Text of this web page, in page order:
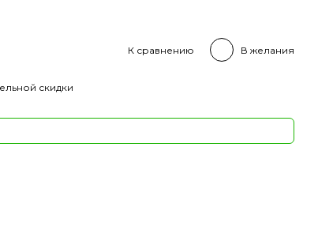
К сравнению В желания
скидки